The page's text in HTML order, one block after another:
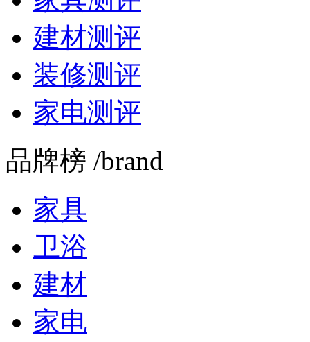
建材测评
装修测评
家电测评
品牌榜 /brand
家具
卫浴
建材
家电